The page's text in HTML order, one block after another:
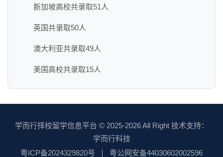
新加坡高校共录取51人
英国共录取50人
澳大利亚共录取49人
美国高校共录取15人
学而行择校留学信息平台 © 2025-2026 All Right 技术支持：
学而行科技
粤ICP备2024329820号
粤公网安备44030602002596